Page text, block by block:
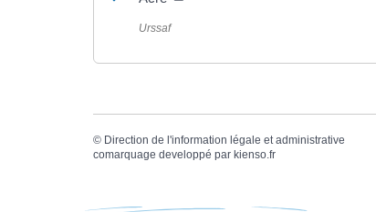
Urssaf
© Direction de l'information légale et administrative
comarquage developpé par kienso.fr